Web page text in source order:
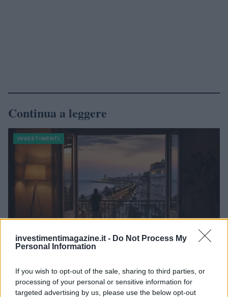
investimentimagazine.it - Do Not Process My
Personal Information
If you wish to opt-out of the sale, sharing to third parties, or
processing of your personal or sensitive information for
targeted advertising by us, please use the below opt-out
Continua a leggere
INVESTIMENTI
Investimenti immobiliari a Valencia: opportunità e vantaggi
con Globexs Group